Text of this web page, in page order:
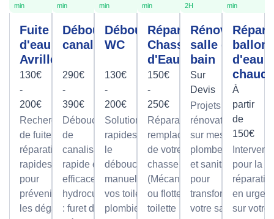
min
Fuite
d'eau
Avrillé
130€
-
200€
Recherche
de fuite et
réparation
rapides
pour
prévenir
les dégâts
min
Débouchage
canalisation
290€
-
390€
Débouchage
de
canalisation
rapide et
efficace par
hydrocurage
: furet de 100
min
Débouchage
WC
130€
-
200€
Solutions
rapides pour
le
débouchage
manuel de
vos toilettes,
plombier en
min
Réparation
Chasse
d'Eau
150€
-
250€
Réparation et
remplacement
de votre
chasse d'eau
(Mécanisme
ou flotteur) sur
toilette
2H
Rénovation
salle de
bain
Sur
Devis
Projets de
rénovation
sur mesure
plomberie
et sanitaire
pour
transformer
votre salle
min
ballon
d'eau
À
partir
de
150€
pour la
en
sur votre